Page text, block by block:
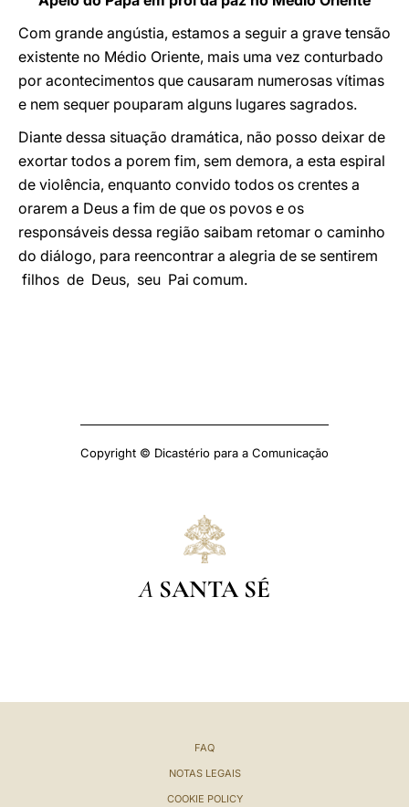
Com grande angústia, estamos a seguir a grave tensão
existente no Médio Oriente, mais uma vez conturbado
por acontecimentos que causaram numerosas vítimas
e nem sequer pouparam alguns lugares sagrados.
Diante dessa situação dramática, não posso deixar de
exortar todos a porem fim, sem demora, a esta espiral
de violência, enquanto convido todos os crentes a
orarem a Deus a fim de que os povos e os
responsáveis dessa região saibam retomar o caminho
do diálogo, para reencontrar a alegria de se sentirem
filhos de Deus, seu Pai comum.
Copyright © Dicastério para a Comunicação
A SANTA SÉ
FAQ
NOTAS LEGAIS
COOKIE POLICY